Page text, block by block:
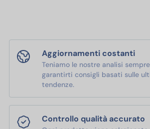
Aggiornamenti costanti
Teniamo le nostre analisi
garantirti consigli basati sulle
tendenze.
Controllo qualità accurato